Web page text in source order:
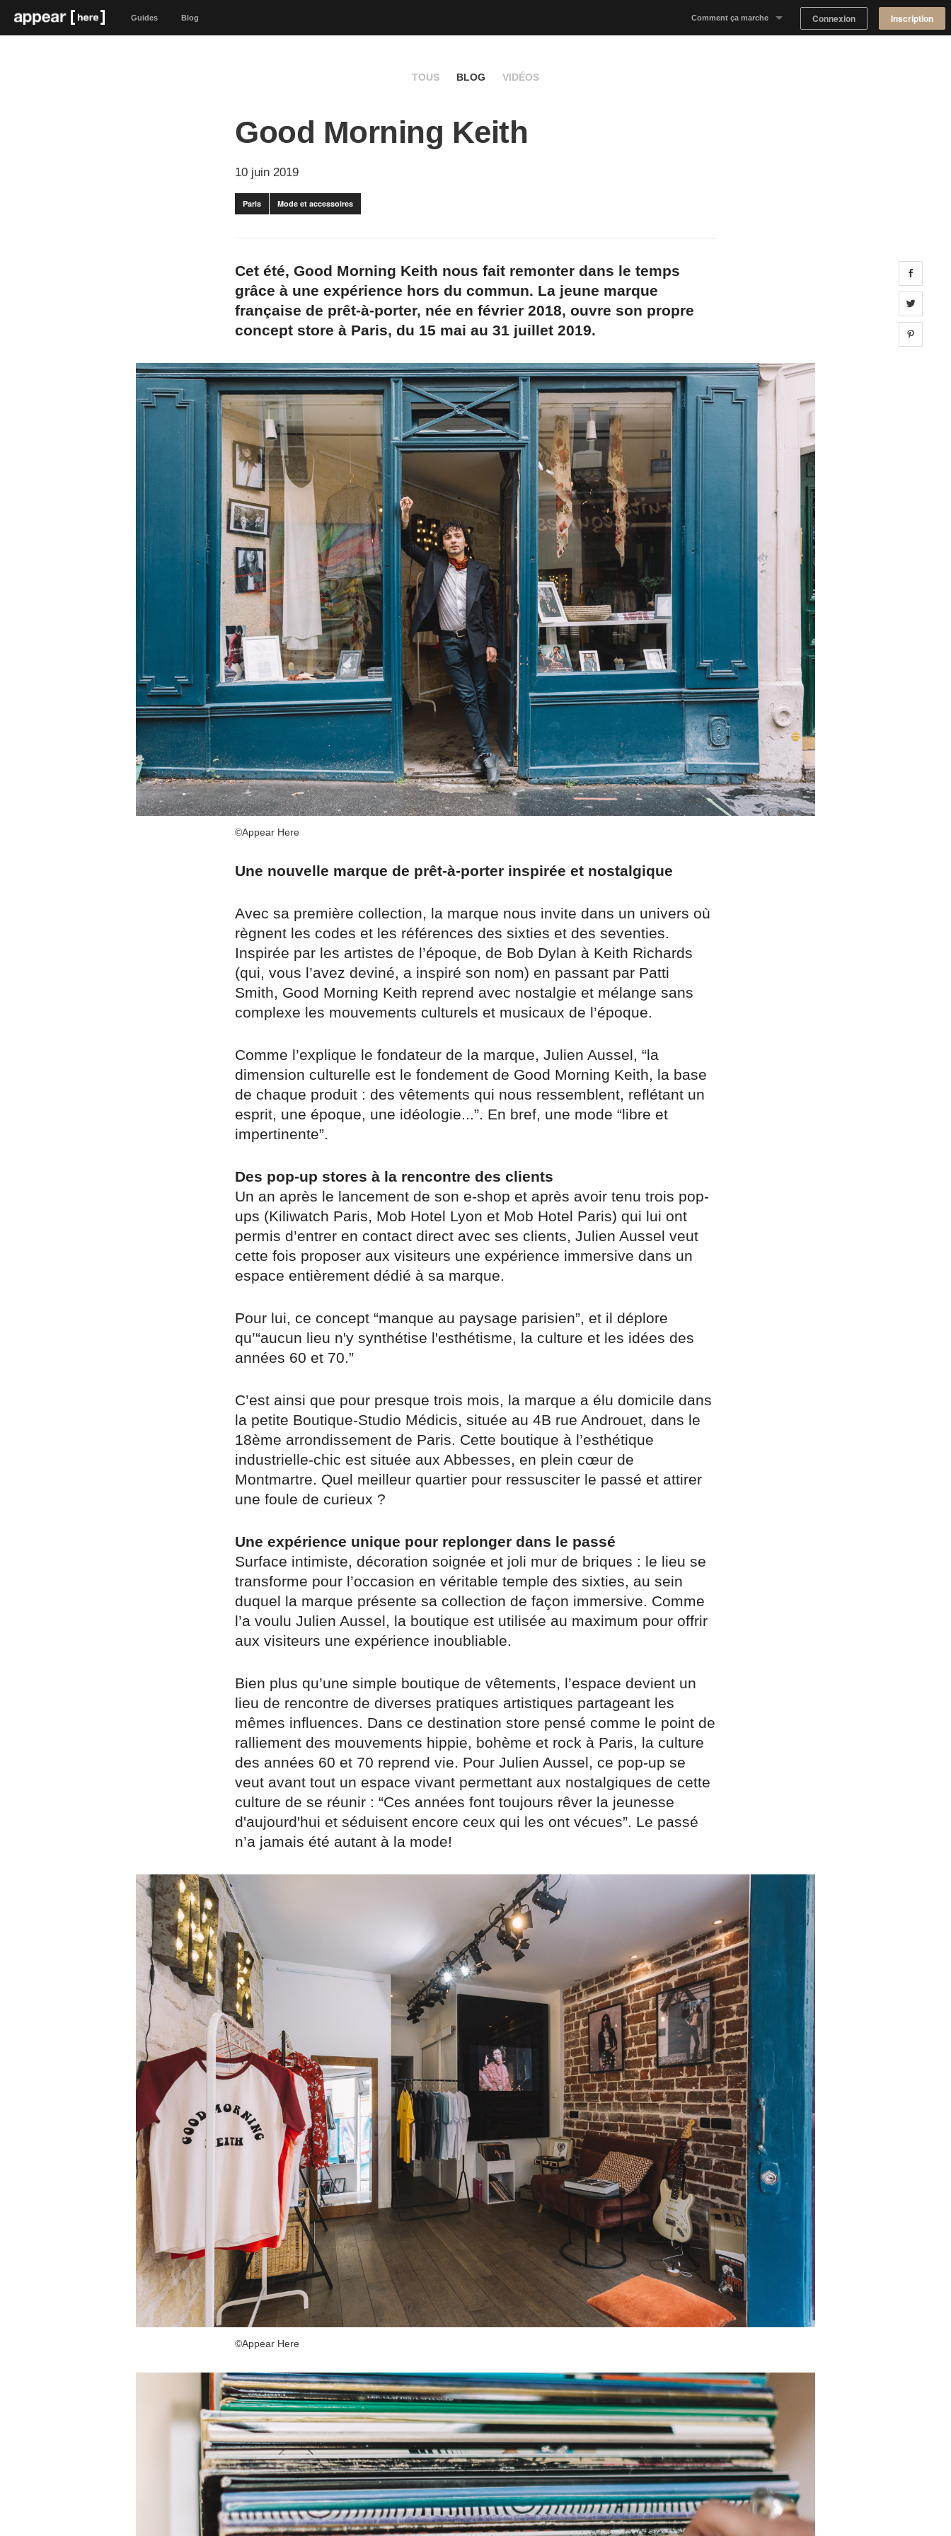
Guides Blog Comment ça marche Connexion Inscription
TOUS BLOG VIDÉOS
Good Morning Keith
10 juin 2019
Paris Mode et accessoires
Cet été, Good Morning Keith nous fait remonter dans le temps
grâce à une expérience hors du commun. La jeune marque
française de prêt-à-porter, née en février 2018, ouvre son propre
concept store à Paris, du 15 mai au 31 juillet 2019.
©Appear Here
Une nouvelle marque de prêt-à-porter inspirée et nostalgique
Avec sa première collection, la marque nous invite dans un univers où
règnent les codes et les références des sixties et des seventies.
Inspirée par les artistes de l’époque, de Bob Dylan à Keith Richards
(qui, vous l’avez deviné, a inspiré son nom) en passant par Patti
Smith, Good Morning Keith reprend avec nostalgie et mélange sans
complexe les mouvements culturels et musicaux de l’époque.
Comme l’explique le fondateur de la marque, Julien Aussel, “la
dimension culturelle est le fondement de Good Morning Keith, la base
de chaque produit : des vêtements qui nous ressemblent, reflétant un
esprit, une époque, une idéologie...”. En bref, une mode “libre et
impertinente”.
Des pop-up stores à la rencontre des clients
Un an après le lancement de son e-shop et après avoir tenu trois pop-
ups (Kiliwatch Paris, Mob Hotel Lyon et Mob Hotel Paris) qui lui ont
permis d’entrer en contact direct avec ses clients, Julien Aussel veut
cette fois proposer aux visiteurs une expérience immersive dans un
espace entièrement dédié à sa marque.
Pour lui, ce concept “manque au paysage parisien”, et il déplore
qu’“aucun lieu n'y synthétise l'esthétisme, la culture et les idées des
années 60 et 70.”
C’est ainsi que pour presque trois mois, la marque a élu domicile dans
la petite Boutique-Studio Médicis, située au 4B rue Androuet, dans le
18ème arrondissement de Paris. Cette boutique à l’esthétique
industrielle-chic est située aux Abbesses, en plein cœur de
Montmartre. Quel meilleur quartier pour ressusciter le passé et attirer
une foule de curieux ?
Une expérience unique pour replonger dans le passé
Surface intimiste, décoration soignée et joli mur de briques : le lieu se
transforme pour l’occasion en véritable temple des sixties, au sein
duquel la marque présente sa collection de façon immersive. Comme
l’a voulu Julien Aussel, la boutique est utilisée au maximum pour offrir
aux visiteurs une expérience inoubliable.
Bien plus qu’une simple boutique de vêtements, l’espace devient un
lieu de rencontre de diverses pratiques artistiques partageant les
mêmes influences. Dans ce destination store pensé comme le point de
ralliement des mouvements hippie, bohème et rock à Paris, la culture
des années 60 et 70 reprend vie. Pour Julien Aussel, ce pop-up se
veut avant tout un espace vivant permettant aux nostalgiques de cette
culture de se réunir : “Ces années font toujours rêver la jeunesse
d'aujourd'hui et séduisent encore ceux qui les ont vécues”. Le passé
n’a jamais été autant à la mode!
©Appear Here